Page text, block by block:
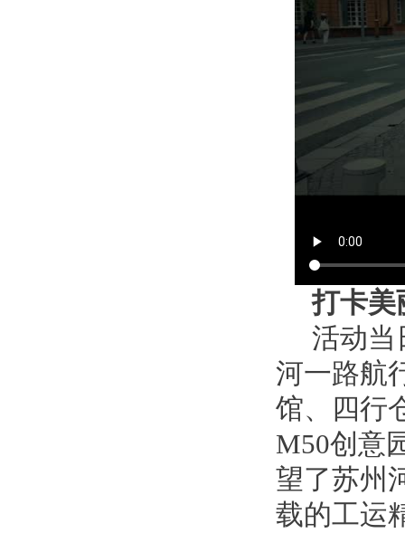
打卡美
活动当
河一路航
馆、四行
M50创意
望了苏州
载的工运